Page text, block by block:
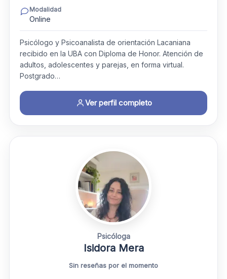
Modalidad
Online
Psicólogo y Psicoanalista de orientación Lacaniana
recibido en la UBA con Diploma de Honor. Atención de
adultos, adolescentes y parejas, en forma virtual.
Postgrado…
Ver perfil completo
Psicóloga
Isidora Mera
Sin reseñas por el momento